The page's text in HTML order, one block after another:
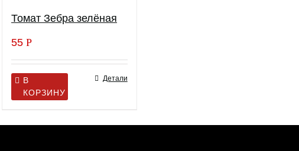
Томат Зебра зелёная
55Р
В
КОРЗИНУ
Детали